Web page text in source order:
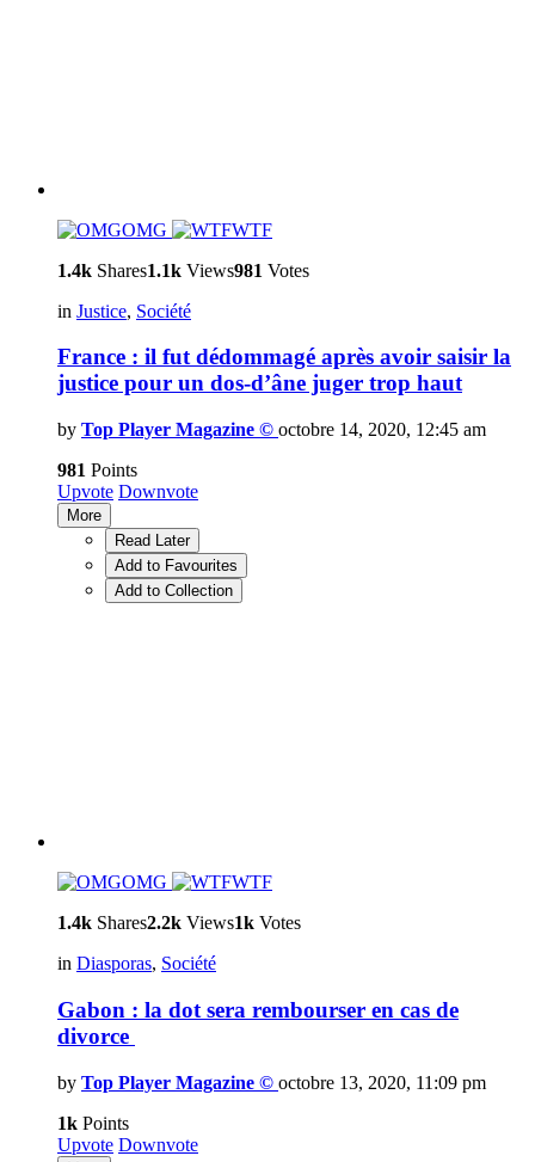
OMG
WTF
1.4k Shares1.1k Views981 Votes
in Justice, Société
France : il fut dédommagé après avoir saisir la
justice pour un dos-d’âne juger trop haut
by Top Player Magazine © octobre 14, 2020, 12:45 am
981 Points
Upvote Downvote
More
Read Later
Add to Favourites
Add to Collection
OMG
WTF
1.4k Shares2.2k Views1k Votes
in Diasporas, Société
Gabon : la dot sera rembourser en cas de
divorce
by Top Player Magazine © octobre 13, 2020, 11:09 pm
1k Points
Upvote Downvote